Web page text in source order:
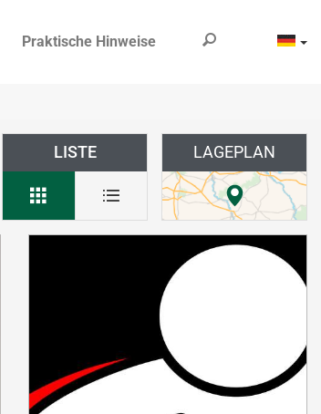
Praktische Hinweise
LISTE LAGEPLAN